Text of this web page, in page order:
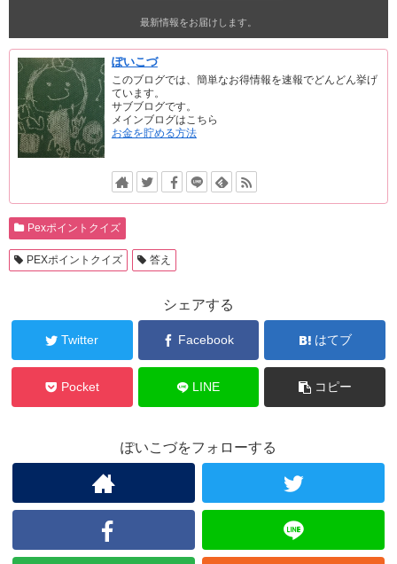
最新情報をお届けします。
ぽいこづ
このブログでは、簡単なお得情報を速報でどんどん挙げ
ています。
サブブログです。
メインブログはこちら
お金を貯める方法
Pexポイントクイズ
PEXポイントクイズ 答え
シェアする
Twitter Facebook はてブ
Pocket LINE コピー
ぽいこづをフォローする